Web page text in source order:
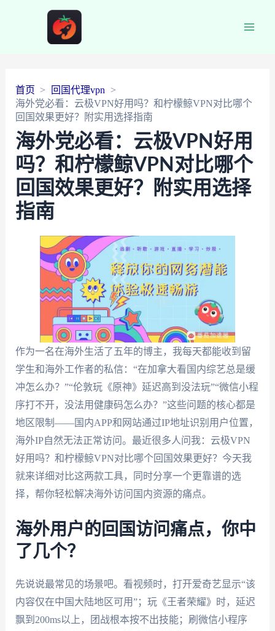
首页
回国代理vpn
海外党必看：云极VPN好用吗？和柠檬鲸VPN对比哪个
回国效果更好？附实用选择指南
海外党必看：云极VPN好用
吗？和柠檬鲸VPN对比哪个
回国效果更好？附实用选择
指南
作为一名在海外生活了五年的博主，我每天都能收到留
学生和海外工作者的私信：“在加拿大看国内综艺总是缓
冲怎么办？”“伦敦玩《原神》延迟高到没法玩”“微信小程
序打不开，没法用健康码怎么办？”这些问题的核心都是
地区限制——国内APP和网站通过IP地址识别用户位置，
海外IP自然无法正常访问。最近很多人问我：云极VPN
好用吗？和柠檬鲸VPN对比哪个回国效果更好？今天我
就来详细对比这两款工具，同时分享一个更靠谱的选
择，帮你轻松解决海外访问国内资源的痛点。
海外用户的回国访问痛点，你中
了几个？
先说说最常见的场景吧。看视频时，打开爱奇艺显示“该
内容仅在中国大陆地区可用”；玩《王者荣耀》时，延迟
飘到200ms以上，团战根本按不出技能；刷微信小程序